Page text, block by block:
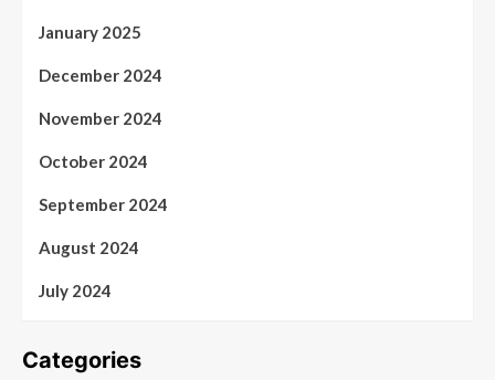
January 2025
December 2024
November 2024
October 2024
September 2024
August 2024
July 2024
Categories